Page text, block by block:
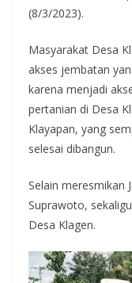
o
k
(8/3/2023).
Masyarakat Desa
akses jembatan
karena menjadi
pertanian di Desa
Klayapan, yang
selesai dibangun.
Selain meresmikan
Suprawoto,
Desa Klagen.